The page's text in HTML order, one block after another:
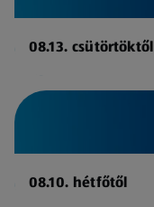
08.13. csütörtöktől
08.10. hétfőtől